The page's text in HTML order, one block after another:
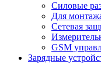
Силовые
Для
Сетевая
GSM
Зарядные